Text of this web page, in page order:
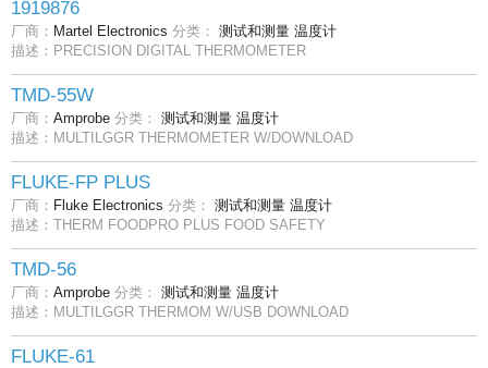
1919876
厂商： Martel Electronics 分类： 测试和测量 温度计
描述：PRECISION DIGITAL THERMOMETER
TMD-55W
厂商： Amprobe 分类： 测试和测量 温度计
描述：MULTILGGR THERMOMETER W/DOWNLOAD
FLUKE-FP PLUS
厂商： Fluke Electronics 分类： 测试和测量 温度计
描述：THERM FOODPRO PLUS FOOD SAFETY
TMD-56
厂商： Amprobe 分类： 测试和测量 温度计
描述：MULTILGGR THERMOM W/USB DOWNLOAD
FLUKE-61